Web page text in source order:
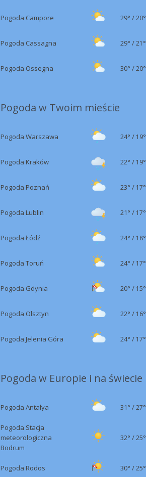
Pogoda Campore 29° /20°
Pogoda Cassagna 29° /21°
Pogoda Ossegna 30° /20°
Pogoda w Twoim mieście
Pogoda Warszawa 24° / 19°
Pogoda Kraków 22° / 19°
Pogoda Poznań 23° / 17°
Pogoda Lublin 21° / 17°
Pogoda Łódź 24° / 18°
Pogoda Toruń 24° / 17°
Pogoda Gdynia 20° / 15°
Pogoda Olsztyn 22° / 16°
Pogoda Jelenia Góra 24° / 17°
Pogoda w Europie i na świecie
Pogoda Antalya 31° /27°
Pogoda Stacja
meteorologiczna
Bodrum
32° /25°
Pogoda Rodos 30° /25°